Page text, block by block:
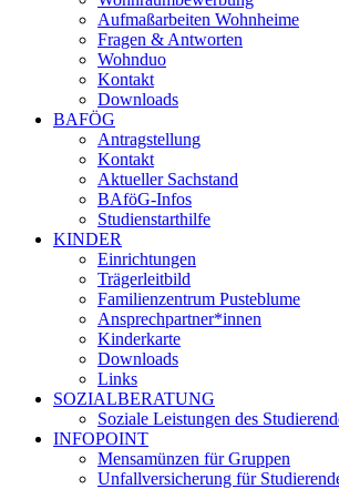
Aufmaßarbeiten Wohnheime
Fragen & Antworten
Wohnduo
Kontakt
Downloads
BAFÖG
Antragstellung
Kontakt
Aktueller Sachstand
BAföG-Infos
Studienstarthilfe
KINDER
Einrichtungen
Trägerleitbild
Familienzentrum Pusteblume
Ansprechpartner*innen
Kinderkarte
Downloads
Links
SOZIALBERATUNG
Soziale Leistungen des
INFOPOINT
Mensamünzen für Gruppen
Unfallversicherung für